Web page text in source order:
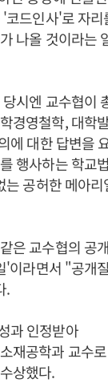
코드인사'로 자
나올 것이라는
시엔 교수협이
경영철학, 대학
에 대한 답변을
행사하는 학교
는 공허한 메아
은 교수협의 공
'이라면서 "공개
.
과 인정받아
재공학과 교수
상했다.